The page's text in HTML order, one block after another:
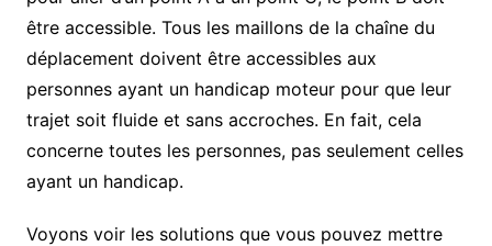
être accessible. Tous les maillons de la chaîne du
déplacement doivent être accessibles aux
personnes ayant un handicap moteur pour que leur
trajet soit fluide et sans accroches. En fait, cela
concerne toutes les personnes, pas seulement celles
ayant un handicap.
Voyons voir les solutions que vous pouvez mettre